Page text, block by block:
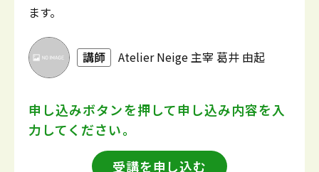
ます。
講師 Atelier Neige 主宰 葛井 由起
申し込みボタンを押して申し込み内容を入
力してください。
受講を申し込む